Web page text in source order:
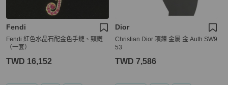
Fendi
Fendi 紅色水晶石配金色手鏈、頸鏈
（一套）
TWD 16,152
Dior
Christian Dior 項鍊 金屬 金 Auth SW9
53
TWD 7,586